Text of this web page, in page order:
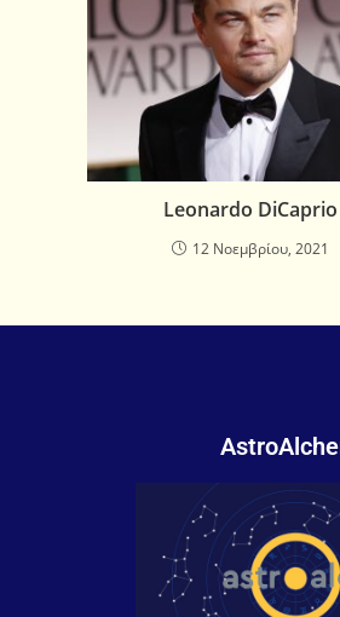
Leonardo DiCaprio
12 Νοεμβρίου, 2021